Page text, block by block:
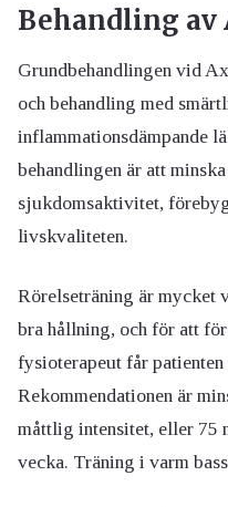
Behandling av
Grundbehandlingen vid
och behandling med
inflammationsdämpande
behandlingen är att
sjukdomsaktivitet,
livskvaliteten.
Rörelseträning är mycket
bra hållning, och för att
fysioterapeut får
Rekommendationen är
måttlig intensitet, eller 75
vecka. Träning i varm